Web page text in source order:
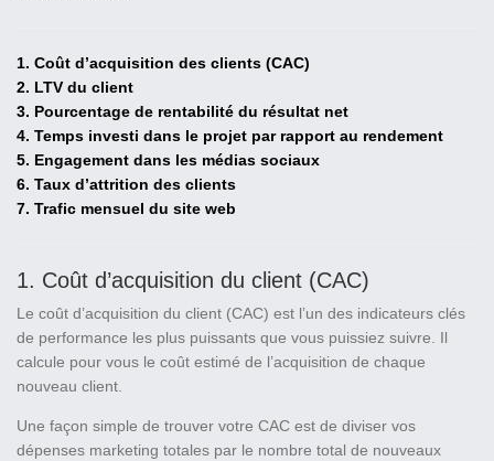
1. Coût d’acquisition des clients (CAC)
2. LTV du client
3. Pourcentage de rentabilité du résultat net
4. Temps investi dans le projet par rapport au rendement
5. Engagement dans les médias sociaux
6. Taux d’attrition des clients
7. Trafic mensuel du site web
1. Coût d’acquisition du client (CAC)
Le coût d’acquisition du client (CAC) est l’un des indicateurs clés
de performance les plus puissants que vous puissiez suivre. Il
calcule pour vous le coût estimé de l’acquisition de chaque
nouveau client.
Une façon simple de trouver votre CAC est de diviser vos
dépenses marketing totales par le nombre total de nouveaux